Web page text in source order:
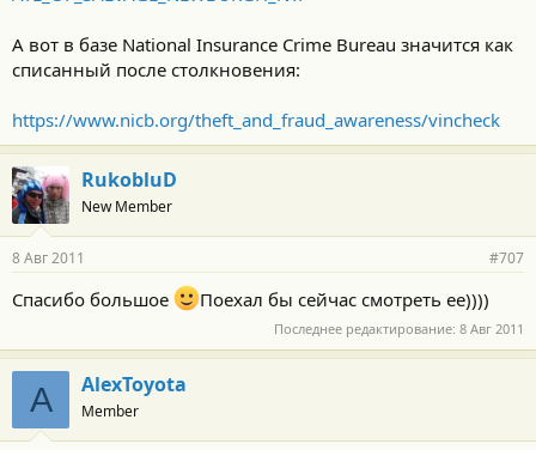
А вот в базе National Insurance Crime Bureau значится как
списанный после столкновения:
https://www.nicb.org/theft_and_fraud_awareness/vincheck
RukobluD
New Member
8 Авг 2011 #707
Спасибо большое Поехал бы сейчас смотреть ее))))
Последнее редактирование: 8 Авг 2011
A AlexToyota
Member